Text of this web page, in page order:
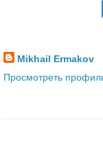
Mikhail Ermakov
Просмотреть